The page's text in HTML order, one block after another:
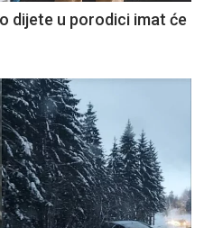
dijete u porodici imat će